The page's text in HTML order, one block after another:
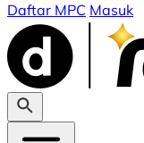
Daftar MPC Masuk